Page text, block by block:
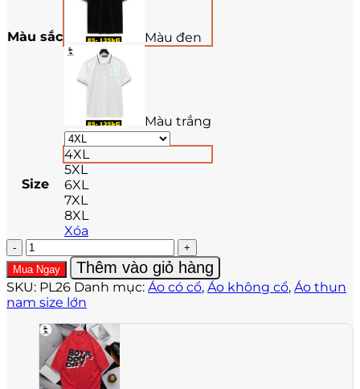
Màu sắc Màu đen
Màu trắng
Size
4XL
5XL
6XL
7XL
8XL
Xóa
Áo
thun
nam
big
size
chữ
FEAR
LESS
PL26
Mua Ngay Thêm vào giỏ hàng
SKU: PL26 Danh mục: Áo có cổ, Áo không cổ, Áo thun
nam size lớn